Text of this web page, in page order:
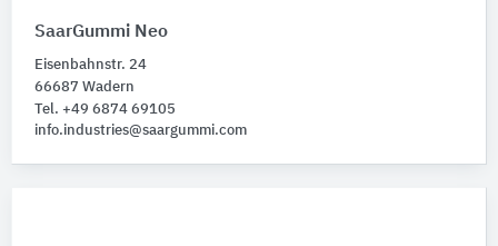
SaarGummi Neo
Eisenbahnstr. 24
66687 Wadern
Tel. +49 6874 69105
info.industries@saargummi.com